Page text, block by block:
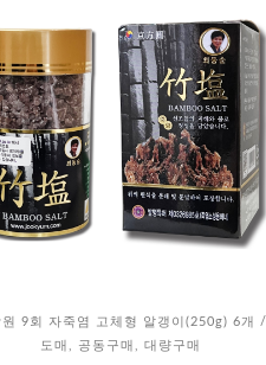
원 9회 자죽염 고체형 알갱이(250g) 6개 /
도매, 공동구매, 대량구매